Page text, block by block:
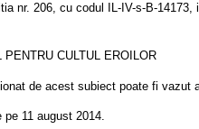
nr. 206, cu codul IL-IV-s-B-
CULTUL EROILOR
de acest subiect poate fi vazut
11 august 2014.